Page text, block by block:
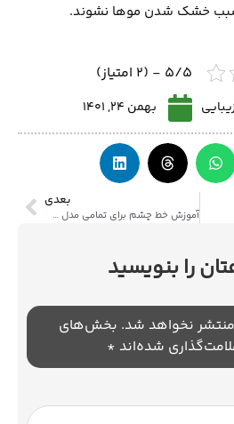
سبب خشک شدن موها نشوند.
5/5 - (2 امتیاز)
بهمن 24, 1401
بعدی
آموزش خط چشم برای تمامی مدل های چشم
را بنویسید
نخواهد شد. بخش‌های
شده‌اند *